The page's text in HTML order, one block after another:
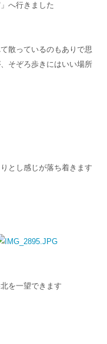
へ行きました
散っているのもありで思
そぞろ歩きにはいい場所
とし感じが落ち着きます
を一望できます